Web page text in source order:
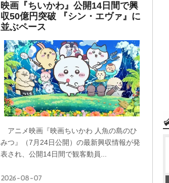
映画『ちいかわ』公開14日間で興
収50億円突破 『シン・エヴァ』に
並ぶペース
アニメ映画『映画ちいかわ 人魚の島のひ
みつ』（7月24日公開）の最新興収情報が発
表され、公開14日間で観客動員...
2026-08-07